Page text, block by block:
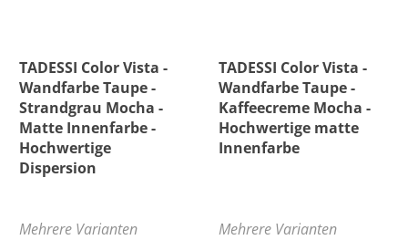
TADESSI Color Vista -
Wandfarbe Taupe -
Strandgrau Mocha -
Matte Innenfarbe -
Hochwertige
Dispersion
Mehrere Varianten
TADESSI Color Vista -
Wandfarbe Taupe -
Kaffeecreme Mocha -
Hochwertige matte
Innenfarbe
Mehrere Varianten